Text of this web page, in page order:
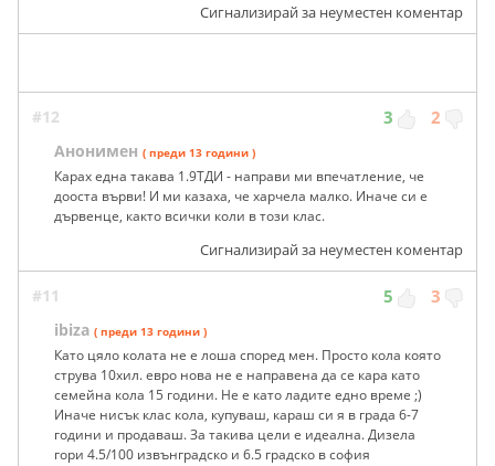
Сигнализирай за неуместен коментар
#12 3 2
Анонимен ( преди 13 години )
Карах една такава 1.9ТДИ - направи ми впечатление, че
дооста върви! И ми казаха, че харчела малко. Иначе си е
дървенце, както всички коли в този клас.
Сигнализирай за неуместен коментар
#11 5 3
ibiza ( преди 13 години )
Като цяло колата не е лоша според мен. Просто кола която
струва 10хил. евро нова не е направена да се кара като
семейна кола 15 години. Не е като ладите едно време ;)
Иначе нисък клас кола, купуваш, караш си я в града 6-7
години и продаваш. За такива цели е идеална. Дизела
гори 4.5/100 извънградско и 6.5 градско в софия